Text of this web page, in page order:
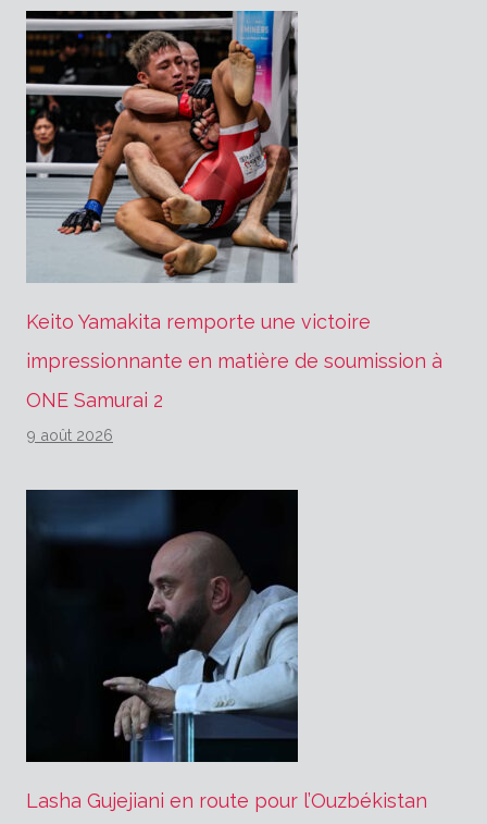
Keito Yamakita remporte une victoire
impressionnante en matière de soumission à
ONE Samurai 2
9 août 2026
Lasha Gujejiani en route pour l’Ouzbékistan